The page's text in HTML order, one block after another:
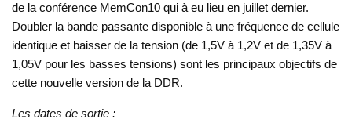
de la conférence MemCon10 qui à eu lieu en juillet dernier.
Doubler la bande passante disponible à une fréquence de cellule
identique et baisser de la tension (de 1,5V à 1,2V et de 1,35V à
1,05V pour les basses tensions) sont les principaux objectifs de
cette nouvelle version de la DDR.
Les dates de sortie :